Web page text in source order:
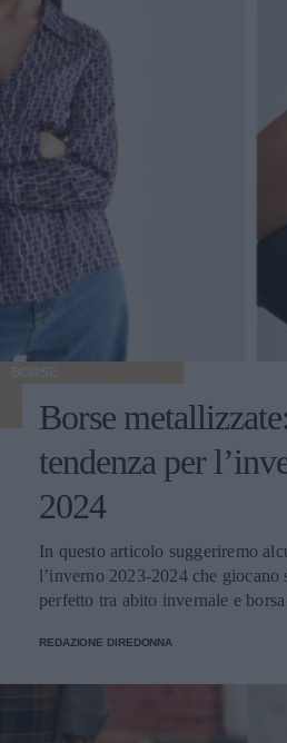
BORSE
Borse
tendenza per
2024
In questo articolo suggeriremo
l’inverno 2023-2024 che giocano
perfetto tra abito invernale e
REDAZIONE DIREDONNA